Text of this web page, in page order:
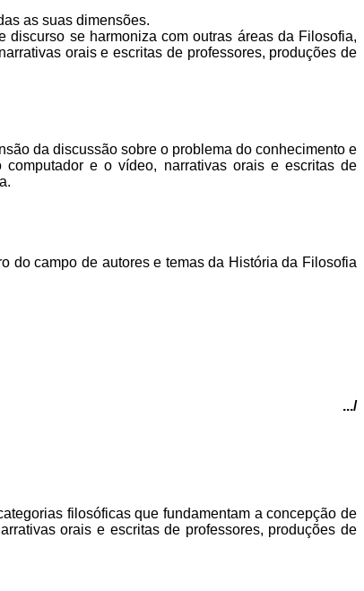
as suas dimensões.
se harmoniza com outras áreas da Filosofia,
orais e escritas de professores, produções de
da discussão sobre o problema do conhecimento e
e o vídeo, narrativas orais e escritas de
do campo de autores e temas da História da Filosofia
.../
filosóficas que fundamentam a concepção de
orais e escritas de professores, produções de